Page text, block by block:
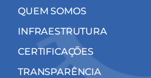
QUEM SOMOS
INFRAESTRUTURA
CERTIFICAÇÕES
TRANSPARÊNCIA